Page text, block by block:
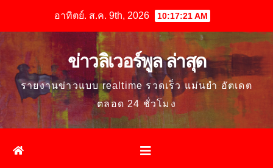
content
อาทิตย์. ส.ค. 9th, 2026 10:17:23 AM
ข่าวลิเวอร์พูล ล่าสุด
รายงานข่าวแบบ realtime รวดเร็ว แม่นยำ อัตเดต
ตลอด 24 ชั่วโมง